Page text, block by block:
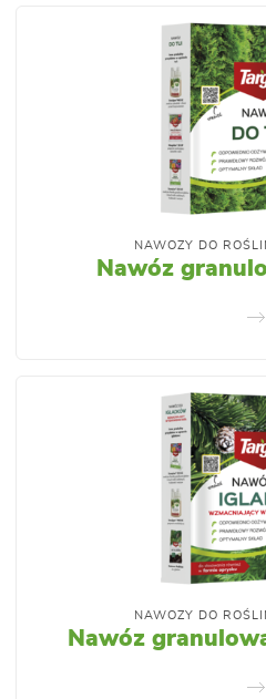
NAWOZY DO
Nawóz
NAWOZY DO
Nawóz